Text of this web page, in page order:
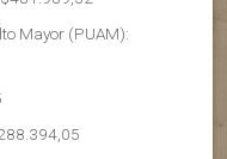
Mayor (PUAM):